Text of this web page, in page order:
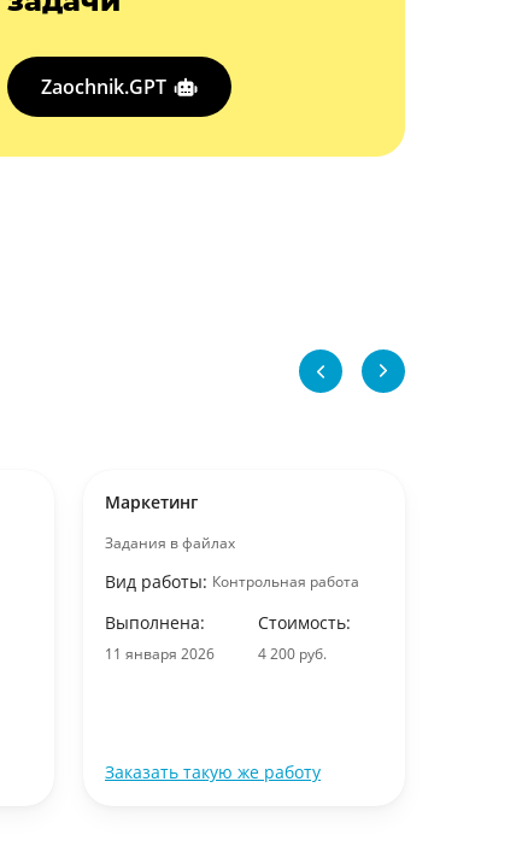
Zaochnik.GPT
Маркетинг
Задания в файлах
Вид работы: Контрольная работа
Выполнена:
11 января 2026
Стоимость:
4 200 руб.
Заказать такую же работу